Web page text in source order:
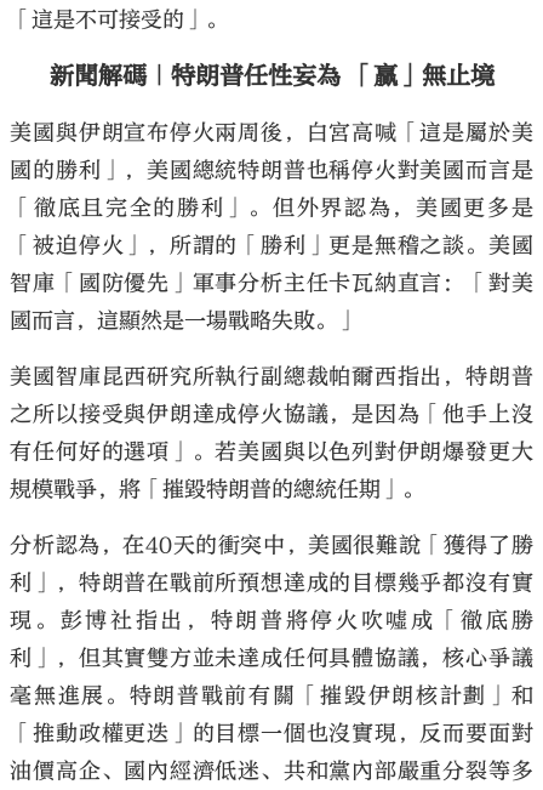
「這是不可接受的」。
新聞解碼｜特朗普任性妄為 「贏」無止境
美國與伊朗宣布停火兩周後，白宮高喊「這是屬於美
國的勝利」，美國總統特朗普也稱停火對美國而言是
「徹底且完全的勝利」。但外界認為，美國更多是
「被迫停火」，所謂的「勝利」更是無稽之談。美國
智庫「國防優先」軍事分析主任卡瓦納直言：「對美
國而言，這顯然是一場戰略失敗。」
美國智庫昆西研究所執行副總裁帕爾西指出，特朗普
之所以接受與伊朗達成停火協議，是因為「他手上沒
有任何好的選項」。若美國與以色列對伊朗爆發更大
規模戰爭，將「摧毀特朗普的總統任期」。
分析認為，在40天的衝突中，美國很難說「獲得了勝
利」，特朗普在戰前所預想達成的目標幾乎都沒有實
現。彭博社指出，特朗普將停火吹噓成「徹底勝
利」，但其實雙方並未達成任何具體協議，核心爭議
毫無進展。特朗普戰前有關「摧毀伊朗核計劃」和
「推動政權更迭」的目標一個也沒實現，反而要面對
油價高企、國內經濟低迷、共和黨內部嚴重分裂等多